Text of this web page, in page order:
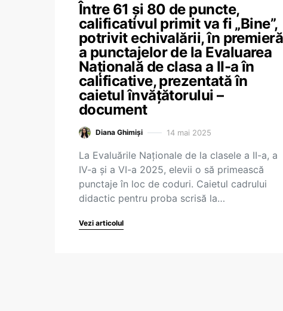
Între 61 și 80 de puncte,
calificativul primit va fi „Bine”,
potrivit echivalării, în
a punctajelor de la Evaluarea
Națională de clasa a II-a în
calificative, prezentată în
caietul învățătorului –
document
Diana Ghimiși 14 mai 2025
La Evaluările Naționale de la clasele a II-a, a
IV-a și a VI-a 2025, elevii o să primească
punctaje în loc de coduri. Caietul cadrului
didactic pentru proba scrisă la…
Vezi articolul